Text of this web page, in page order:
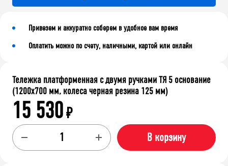
Привезем и аккуратно соберем в удобное вам время
Оплатить можно по счету, наличными, картой или онлайн
Тележка платформенная с двумя ручками ТЯ 5 основание
(1200x700 мм, колеса черная резина 125 мм)
15 530₽
В корзину